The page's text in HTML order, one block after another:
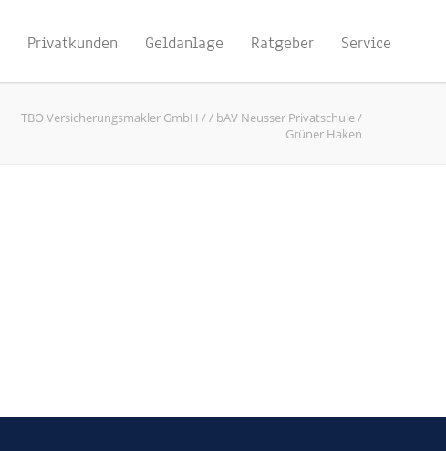
Privatkunden Geldanlage Ratgeber Service
TBO Versicherungsmakler GmbH // bAV Neusser Privatschule/
Grüner Haken